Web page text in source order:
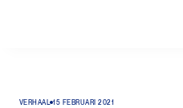
VERHAAL 15 FEBRUARI 2021